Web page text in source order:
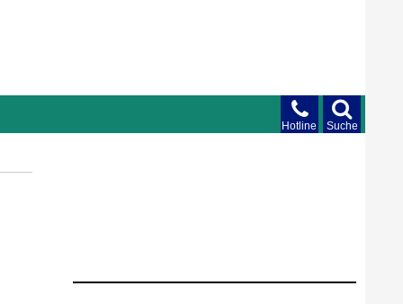
Suche
Hotline